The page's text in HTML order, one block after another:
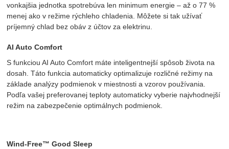
vonkajšia jednotka spotrebúva len minimum energie – až o 77 %
menej ako v režime rýchleho chladenia. Môžete si tak užívať
príjemný chlad bez obáv z účtov za elektrinu.
AI Auto Comfort
S funkciou AI Auto Comfort máte inteligentnejší spôsob života na
dosah. Táto funkcia automaticky optimalizuje rozličné režimy na
základe analýzy podmienok v miestnosti a vzorov používania.
Podľa vašej preferovanej teploty automaticky vyberie najvhodnejší
režim na zabezpečenie optimálnych podmienok.
Wind-Free™ Good Sleep